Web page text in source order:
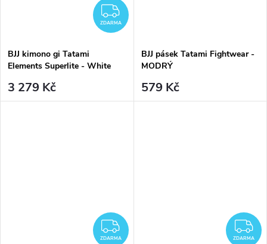
ZDARMA
ZDARMA
BJJ kimono gi Tatami
Elements Superlite - White
3 279 Kč
BJJ pásek Tatami Fightwear -
MODRÝ
579 Kč
ZDARMA
ZDARMA ZDARMA